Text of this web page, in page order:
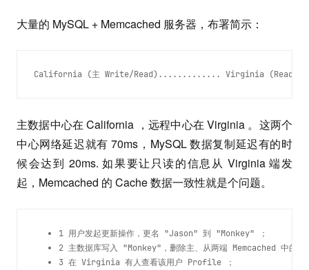
大量的 MySQL + Memcached 服务器，布署简示：
California (主 Write/Read)............. Virginia (Read
主数据中心在 California ，远程中心在 Virginia 。这两个
中心网络延迟就有 70ms，MySQL 数据复制延迟有的时
候会达到 20ms. 如果要让只读的信息从 Virginia 端发
起，Memcached 的 Cache 数据一致性就是个问题。
1 用户发起更新操作，更名 "Jason" 到 "Monkey" ；
2 主数据库写入 "Monkey"，删除主、从两端 Memcached 中的名
3 在 Virginia 有人查看该用户 Profile ；